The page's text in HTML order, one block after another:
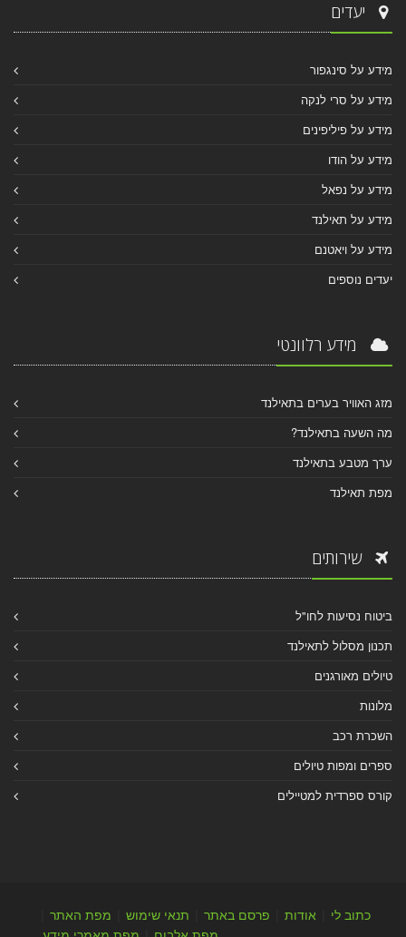
יעדים
מידע על סינגפור
מידע על סרי לנקה
מידע על פיליפינים
מידע על הודו
מידע על נפאל
מידע על תאילנד
מידע על ויאטנם
יעדים נוספים
מידע רלוונטי
מזג האוויר בערים בתאילנד
מה השעה בתאילנד?
ערך מטבע בתאילנד
מפת תאילנד
שירותים
ביטוח נסיעות לחו"ל
תכנון מסלול לתאילנד
טיולים מאורגנים
מלונות
השכרת רכב
ספרים ומפות טיולים
קורס ספרדית למטיילים
כתוב לי אודות פרסם באתר תנאי שימוש מפת האתר